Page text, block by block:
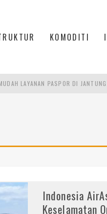
KOMODITI
LAYANAN PASPOR DI
Indonesia
Keselamatan